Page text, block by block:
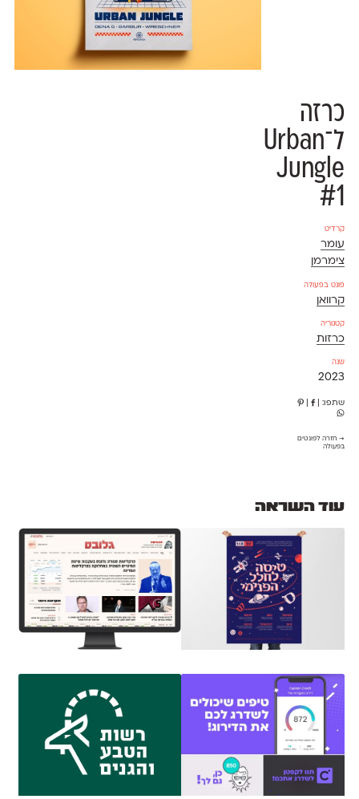
כרזה
ל־Urban
Jungle
#1
קרדיט
עומר
צימרמן
פונט בפעולה
קרוואן
קטגוריה
כרזות
שנה
2023
שתפו: |
→ חזרה לפונטים
בפעולה
עוד השראה